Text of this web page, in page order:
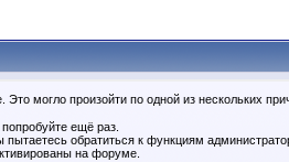
могло произойти по одной из нескольких
ещё раз.
обратиться к функциям
на форуме.